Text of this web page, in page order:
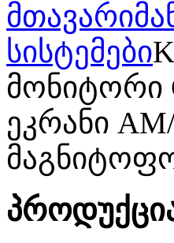
მთავარი
სისტემები
მონიტორი
ეკრანი